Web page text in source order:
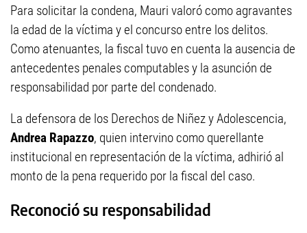
Para solicitar la condena, Mauri valoró como agravantes
la edad de la víctima y el concurso entre los delitos.
Como atenuantes, la fiscal tuvo en cuenta la ausencia de
antecedentes penales computables y la asunción de
responsabilidad por parte del condenado.
La defensora de los Derechos de Niñez y Adolescencia,
Andrea Rapazzo, quien intervino como querellante
institucional en representación de la víctima, adhirió al
monto de la pena requerido por la fiscal del caso.
Reconoció su responsabilidad